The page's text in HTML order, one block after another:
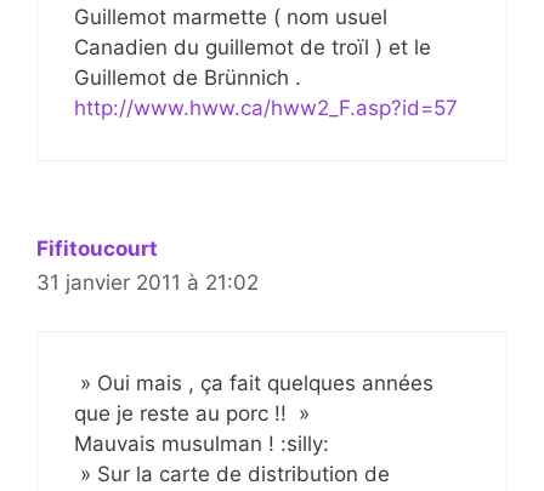
Guillemot marmette ( nom usuel
Canadien du guillemot de troïl ) et le
Guillemot de Brünnich .
http://www.hww.ca/hww2_F.asp?id=57
Fifitoucourt
31 janvier 2011 à 21:02
» Oui mais , ça fait quelques années
que je reste au porc !! »
Mauvais musulman ! :silly:
» Sur la carte de distribution de